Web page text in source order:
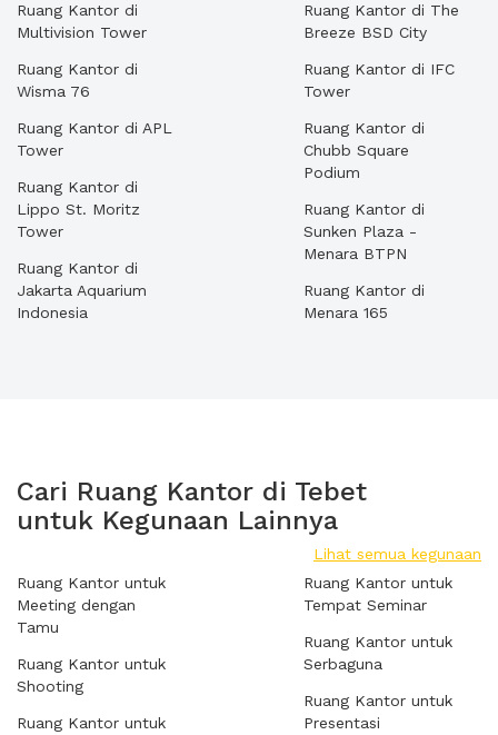
Ruang Kantor di
Multivision Tower
Ruang Kantor di
Wisma 76
Ruang Kantor di APL
Tower
Ruang Kantor di
Lippo St. Moritz
Tower
Ruang Kantor di
Jakarta Aquarium
Indonesia
Ruang Kantor di The
Breeze BSD City
Ruang Kantor di IFC
Tower
Ruang Kantor di
Chubb Square
Podium
Ruang Kantor di
Sunken Plaza -
Menara BTPN
Ruang Kantor di
Menara 165
Cari Ruang Kantor di Tebet
untuk Kegunaan Lainnya
Lihat semua kegunaan
Ruang Kantor untuk
Meeting dengan
Tamu
Ruang Kantor untuk
Shooting
Ruang Kantor untuk
Ruang Kantor untuk
Tempat Seminar
Ruang Kantor untuk
Serbaguna
Ruang Kantor untuk
Presentasi